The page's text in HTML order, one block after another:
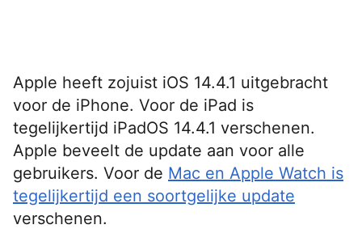
Apple heeft zojuist iOS 14.4.1 uitgebracht
voor de iPhone. Voor de iPad is
tegelijkertijd iPadOS 14.4.1 verschenen.
Apple beveelt de update aan voor alle
gebruikers. Voor de Mac en Apple Watch is
tegelijkertijd een soortgelijke update
verschenen.